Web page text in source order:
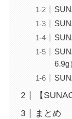
6.9g
【
まとめ